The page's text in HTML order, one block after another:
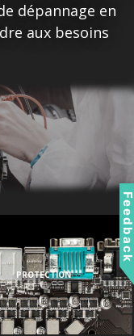
dépannage en
aux besoins
PROTECTION